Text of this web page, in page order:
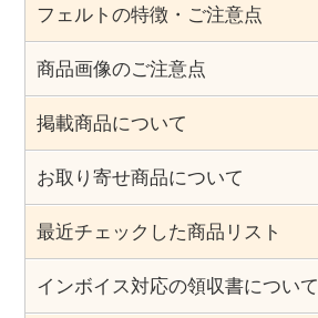
フェルトの特徴・ご注意点
商品画像のご注意点
掲載商品について
お取り寄せ商品について
最近チェックした商品リスト
インボイス対応の領収書について